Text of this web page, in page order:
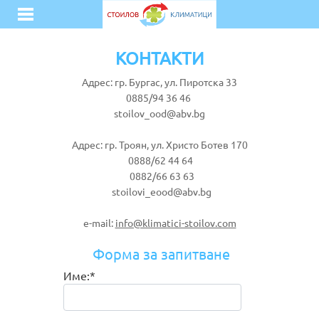
КОНТАКТИ
Адрес: гр. Бургас, ул. Пиротска 33
0885/94 36 46
stoilov_ood@abv.bg
Адрес: гр. Троян, ул. Христо Ботев 170
0888/62 44 64
0882/66 63 63
stoilovi_eood@abv.bg
e-mail: info@klimatici-stoilov.com
Форма за запитване
Име:*